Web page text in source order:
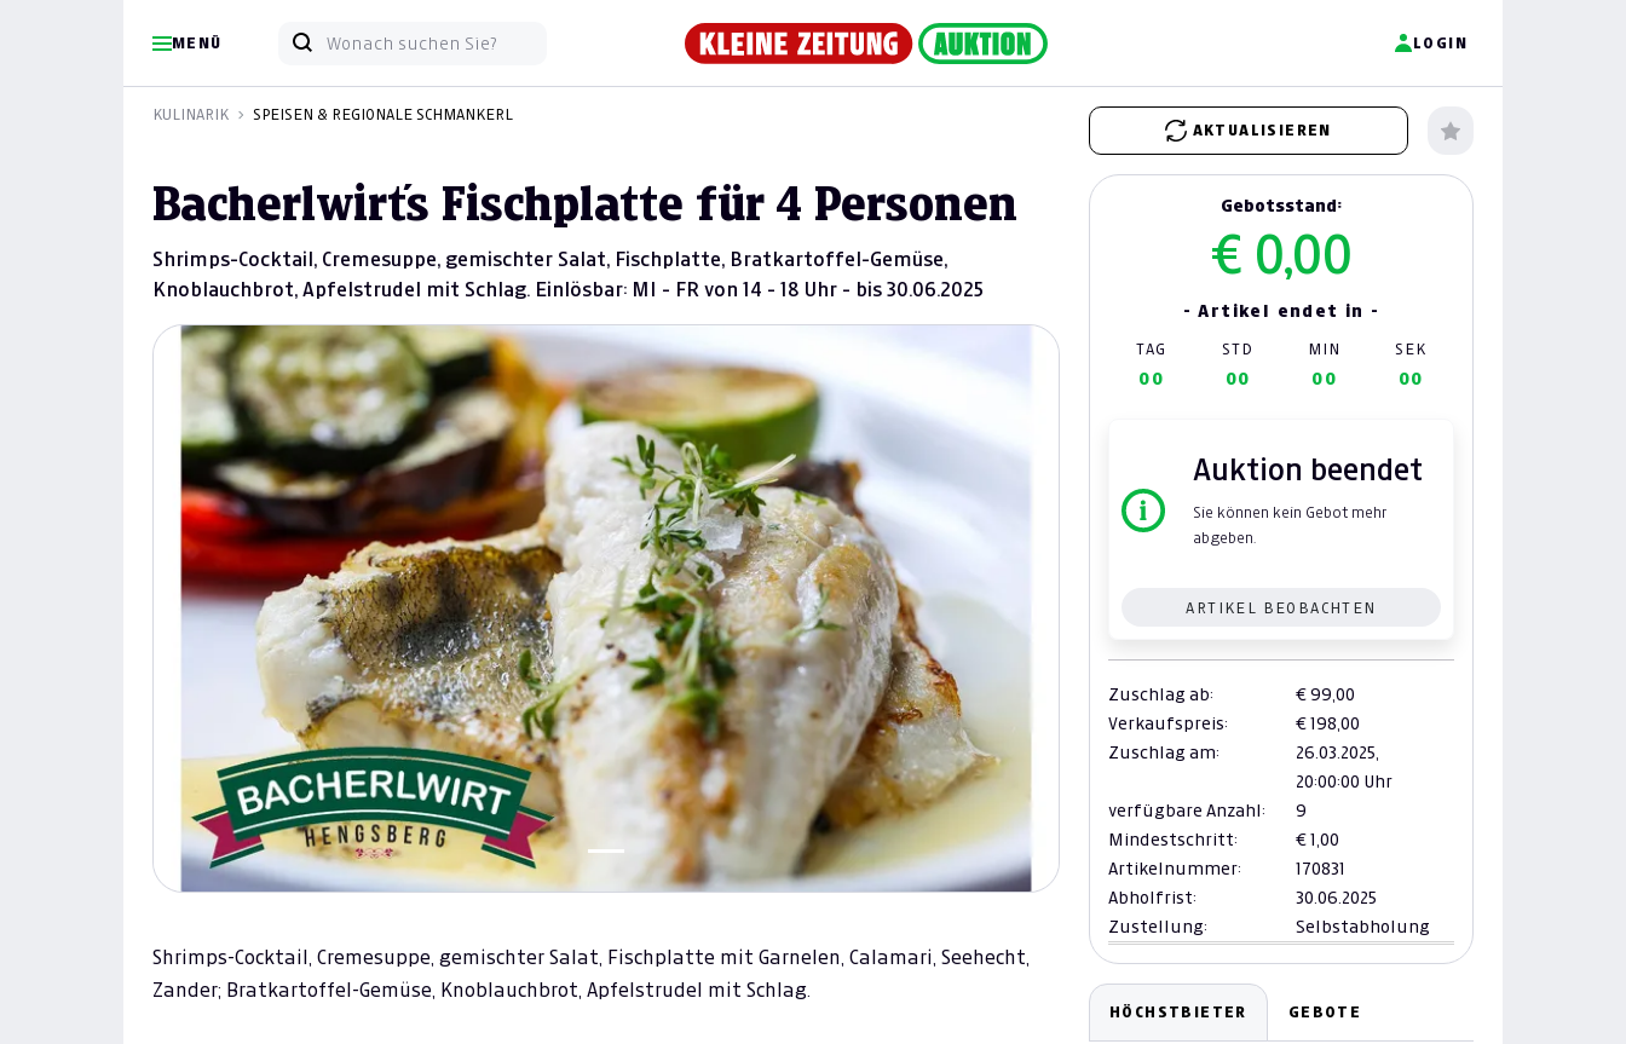
MENÜ LOGIN
KULINARIK
SPEISEN & REGIONALE SCHMANKERL
AKTUALISIEREN
Bacherlwirt´s Fischplatte für 4 Personen
Shrimps-Cocktail, Cremesuppe, gemischter Salat, Fischplatte, Bratkartoffel-Gemüse,
Knoblauchbrot, Apfelstrudel mit Schlag. Einlösbar: MI - FR von 14 - 18 Uhr - bis 30.06.2025
Shrimps-Cocktail, Cremesuppe, gemischter Salat, Fischplatte mit Garnelen, Calamari, Seehecht,
Zander; Bratkartoffel-Gemüse, Knoblauchbrot, Apfelstrudel mit Schlag.
Gebotsstand:
€ 0,00
- Artikel endet in -
TAG STD MIN SEK
00 00 00 00
Auktion beendet
Sie können kein Gebot mehr
abgeben.
ARTIKEL BEOBACHTEN
Zuschlag ab:
€ 99,00
Verkaufspreis:
€ 198,00
Zuschlag am:
26.03.2025,
20:00:00 Uhr
verfügbare Anzahl:
9
Mindestschritt:
€ 1,00
Artikelnummer:
170831
Abholfrist:
30.06.2025
Zustellung:
Selbstabholung
HÖCHSTBIETER GEBOTE